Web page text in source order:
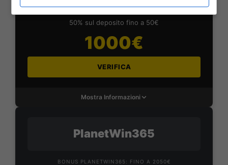
Bonus Benvenuto Sport: fino a 1.000€
50% sul deposito fino a 50€
1000€
VERIFICA
Mostra Informazioni
PlanetWin365
BONUS PLANETWIN365: FINO A 2050€